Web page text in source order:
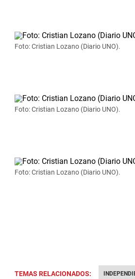
Foto: Cristian Lozano (Diario UNO).
Foto: Cristian Lozano (Diario UNO).
Foto: Cristian Lozano (Diario UNO).
TEMAS RELACIONADOS: